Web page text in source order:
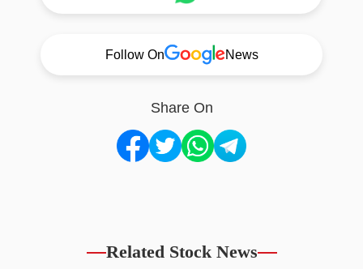
Follow On News
Share On
Related Stock News